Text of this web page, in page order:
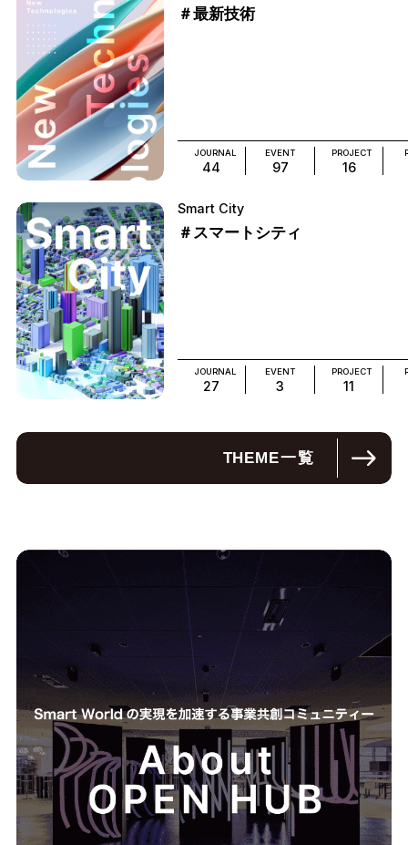
＃最新技術
JOURNAL
44
EVENT
97
PROJECT
16
Smart City
＃スマートシティ
JOURNAL
27
EVENT
3
PROJECT
11
THEME一覧